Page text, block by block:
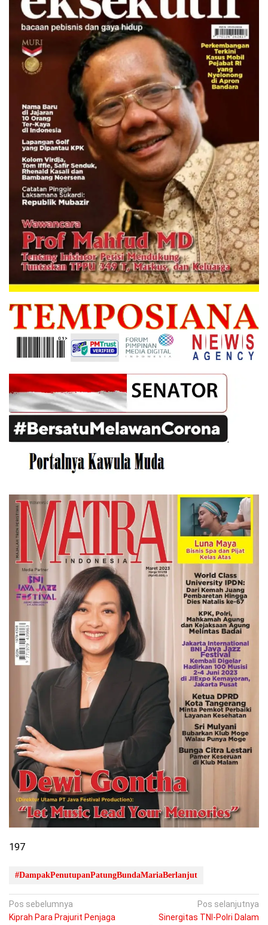
197
#DampakPenutupanPatungBundaMariaBerlanjut
Navigasi
pos
Pos sebelumnya
Kiprah Para Prajurit Penjaga
Pos selanjutnya
Sinergitas TNI-Polri Dalam